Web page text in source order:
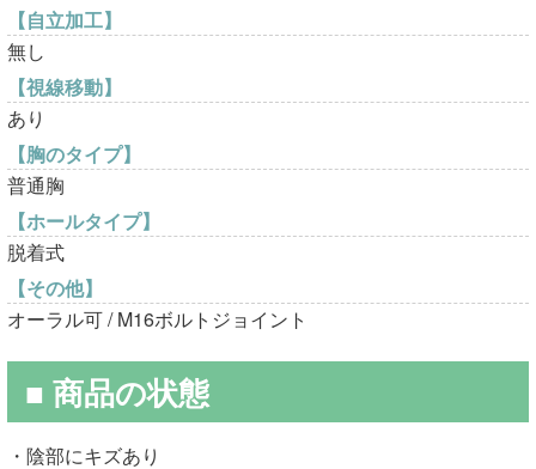
【自立加工】
無し
【視線移動】
あり
【胸のタイプ】
普通胸
【ホールタイプ】
脱着式
【その他】
オーラル可 / M16ボルトジョイント
■ 商品の状態
・陰部にキズあり